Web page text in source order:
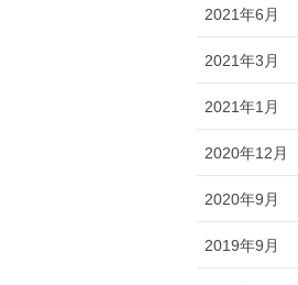
2021年6月
2021年3月
2021年1月
2020年12月
2020年9月
2019年9月